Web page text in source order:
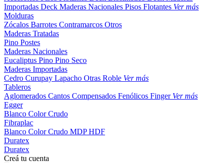
Importadas Deck Maderas Nacionales Pisos Flotantes Ver más
Molduras
Zócalos Barrotes Contramarcos Otros
Maderas Tratadas
Pino Postes
Maderas Nacionales
Eucaliptus Pino Pino Seco
Maderas Importadas
Cedro Curupay Lapacho Otras Roble Ver más
Tableros
Aglomerados Cantos Compensados Fenólicos Finger Ver más
Egger
Blanco ColorCrudo
Fibraplac
Blanco ColorCrudo MDPHDF
Duratex
Duratex
Creá tu cuenta